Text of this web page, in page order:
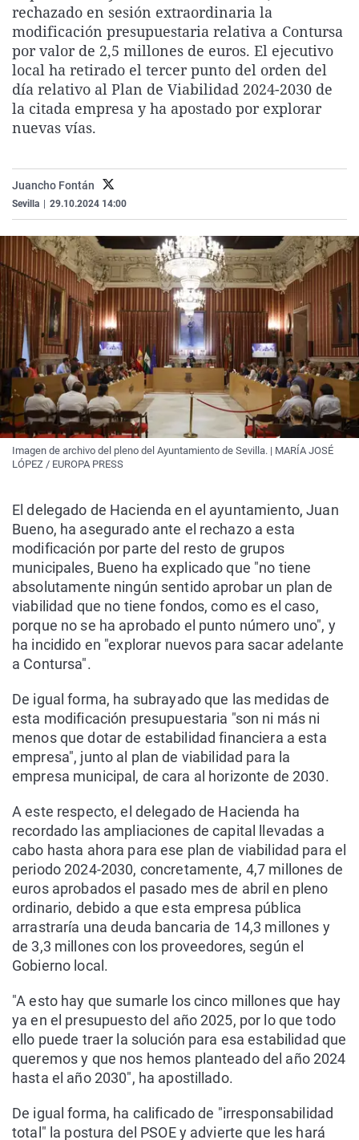
La rosa de los vientos
Gente viajera
Como el perro y el
Caso
Retornados
Equipo de
Operación Viuda
Extremadura
Galicia
La Rioja
Navarra
Virales
Televisión
Elecciones
rechazado en sesión extraordinaria la
modificación presupuestaria relativa a Contursa
por valor de 2,5 millones de euros. El ejecutivo
local ha retirado el tercer punto del orden del
día relativo al Plan de Viabilidad 2024-2030 de
la citada empresa y ha apostado por explorar
nuevas vías.
Juancho Fontán
Sevilla 29.10.2024 14:00
Imagen de archivo del pleno del Ayuntamiento de Sevilla. | MARÍA JOSÉ
LÓPEZ / EUROPA PRESS
El delegado de Hacienda en el ayuntamiento, Juan
Bueno, ha asegurado ante el rechazo a esta
modificación por parte del resto de grupos
municipales, Bueno ha explicado que "no tiene
absolutamente ningún sentido aprobar un plan de
viabilidad que no tiene fondos, como es el caso,
porque no se ha aprobado el punto número uno", y
ha incidido en "explorar nuevos para sacar adelante
a Contursa".
De igual forma, ha subrayado que las medidas de
esta modificación presupuestaria "son ni más ni
menos que dotar de estabilidad financiera a esta
empresa", junto al plan de viabilidad para la
empresa municipal, de cara al horizonte de 2030.
A este respecto, el delegado de Hacienda ha
recordado las ampliaciones de capital llevadas a
cabo hasta ahora para ese plan de viabilidad para el
periodo 2024-2030, concretamente, 4,7 millones de
euros aprobados el pasado mes de abril en pleno
ordinario, debido a que esta empresa pública
arrastraría una deuda bancaria de 14,3 millones y
de 3,3 millones con los proveedores, según el
Gobierno local.
"A esto hay que sumarle los cinco millones que hay
ya en el presupuesto del año 2025, por lo que todo
ello puede traer la solución para esa estabilidad que
queremos y que nos hemos planteado del año 2024
hasta el año 2030", ha apostillado.
De igual forma, ha calificado de "irresponsabilidad
total" la postura del PSOE y advierte que les hará